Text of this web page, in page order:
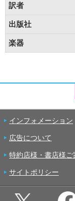
訳者
出版社
楽器
インフォメーション
広告について
特約店様・書店様ご
サイトポリシー